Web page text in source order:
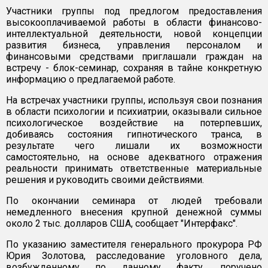
Участники группы под предлогом предоставления
высокооплачиваемой работы в области финансово-
интеллектуальной деятельности, новой концепции
развития бизнеса, управления персоналом и
финансовыми средствами приглашали граждан на
встречу - блок-семинар, сохраняя в тайне конкретную
информацию о предлагаемой работе.
На встречах участники группы, используя свои познания
в области психологии и психиатрии, оказывали сильное
психологическое воздействие на потерпевших,
добиваясь состояния гипнотического транса, в
результате чего лишали их возможности
самостоятельно, на основе адекватного отражения
реальности принимать ответственные материальные
решения и руководить своими действиями.
По окончании семинара от людей требовали
немедленного внесения крупной денежной суммы
около 2 тыс. долларов США, сообщает "Интерфакс".
По указанию заместителя генерального прокурора РФ
Юрия Золотова, расследование уголовного дела,